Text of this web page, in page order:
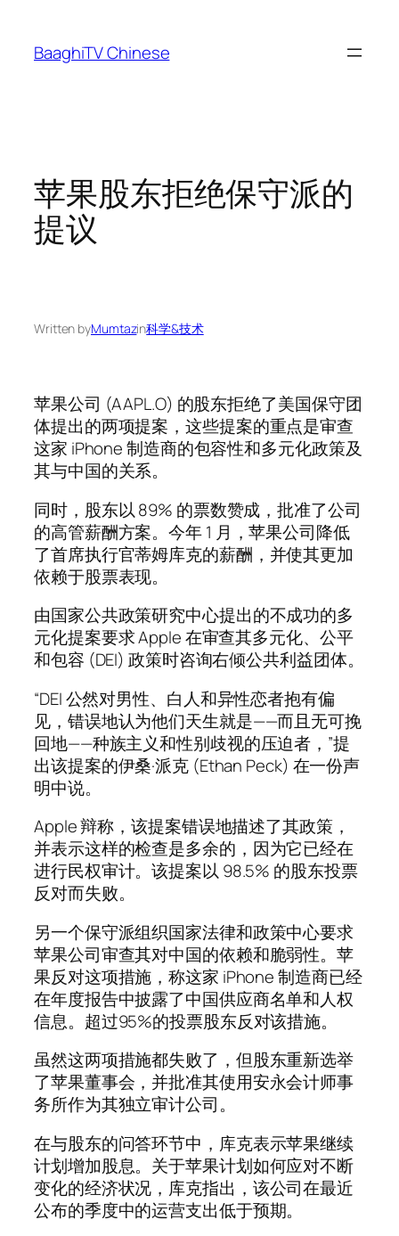
content
BaaghiTV Chinese
苹果股东拒绝保守派的
提议
Written byMumtazin科学&技术
苹果公司 (AAPL.O) 的股东拒绝了美国保守团
体提出的两项提案，这些提案的重点是审查
这家 iPhone 制造商的包容性和多元化政策及
其与中国的关系。
同时，股东以 89% 的票数赞成，批准了公司
的高管薪酬方案。今年 1 月，苹果公司降低
了首席执行官蒂姆库克的薪酬，并使其更加
依赖于股票表现。
由国家公共政策研究中心提出的不成功的多
元化提案要求 Apple 在审查其多元化、公平
和包容 (DEI) 政策时咨询右倾公共利益团体。
“DEI 公然对男性、白人和异性恋者抱有偏
见，错误地认为他们天生就是——而且无可挽
回地——种族主义和性别歧视的压迫者，”提
出该提案的伊桑·派克 (Ethan Peck) 在一份声
明中说。
Apple 辩称，该提案错误地描述了其政策，
并表示这样的检查是多余的，因为它已经在
进行民权审计。该提案以 98.5% 的股东投票
反对而失败。
另一个保守派组织国家法律和政策中心要求
苹果公司审查其对中国的依赖和脆弱性。苹
果反对这项措施，称这家 iPhone 制造商已经
在年度报告中披露了中国供应商名单和人权
信息。超过95%的投票股东反对该措施。
虽然这两项措施都失败了，但股东重新选举
了苹果董事会，并批准其使用安永会计师事
务所作为其独立审计公司。
在与股东的问答环节中，库克表示苹果继续
计划增加股息。关于苹果计划如何应对不断
变化的经济状况，库克指出，该公司在最近
公布的季度中的运营支出低于预期。